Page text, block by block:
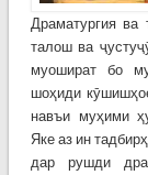
Драматургия
талош ва
муошират бо
шоҳиди
навъи муҳими
Яке аз ин
дар рушди